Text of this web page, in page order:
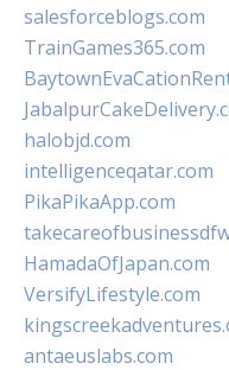
salesforceblogs.com
TrainGames365.com
halobjd.com
intelligenceqatar.com
PikaPikaApp.com
HamadaOfJapan.com
VersifyLifestyle.com
antaeuslabs.com